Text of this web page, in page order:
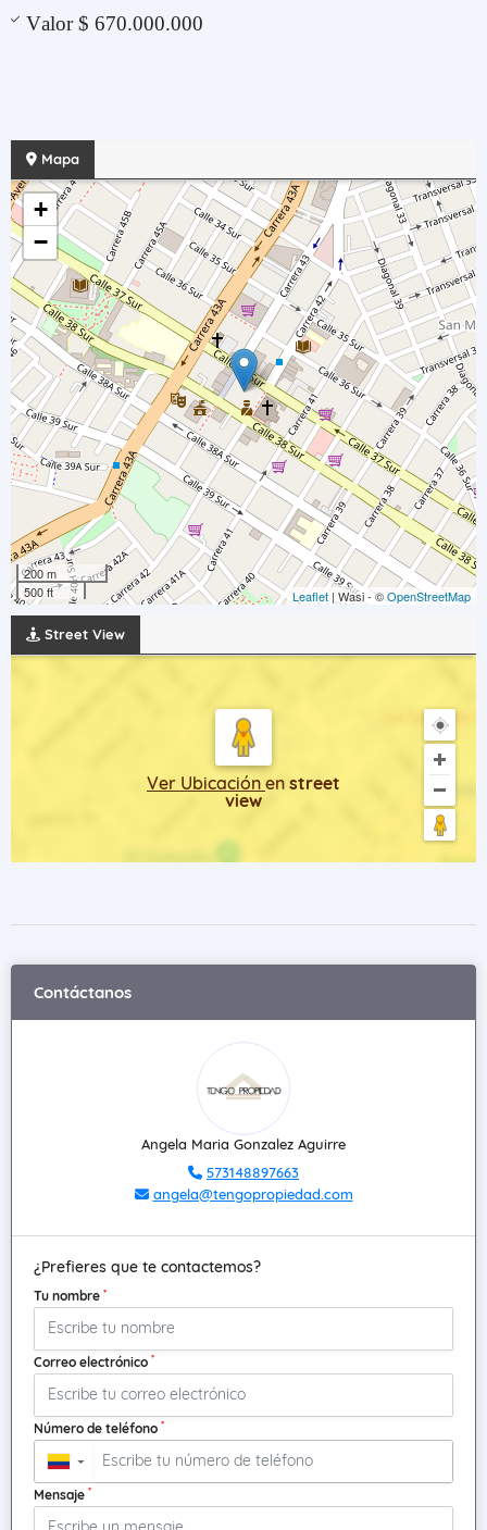
Valor $ 670.000.000
Mapa
+
−
200 m
500 ft
Leaflet | Wasi - ©OpenStreetMap
Street View
Ver Ubicación en street
view
Contáctanos
Angela Maria Gonzalez Aguirre
573148897663
angela@tengopropiedad.com
¿Prefieres que te contactemos?
Tu nombre *
Correo electrónico *
Número de teléfono *
▼
Mensaje *